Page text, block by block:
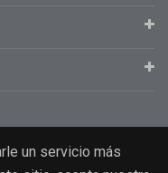
un servicio más